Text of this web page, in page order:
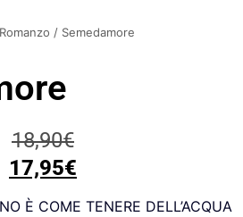
Romanzo / Semedamore
18,90€
17,95€
È COME TENERE DELL’ACQUA